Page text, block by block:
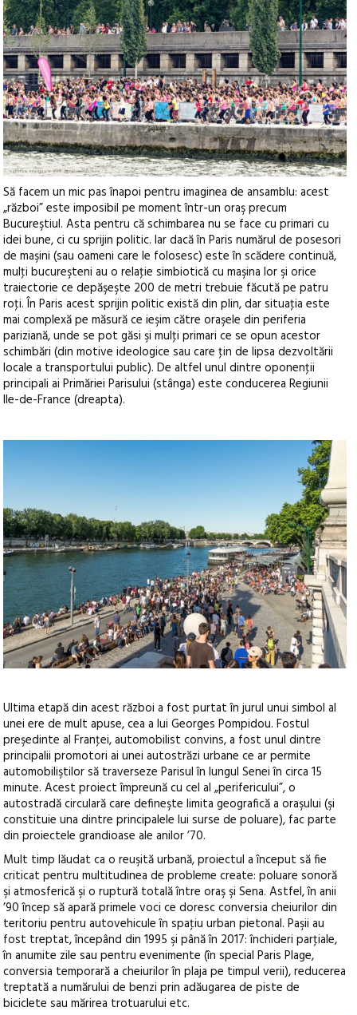
Să facem un mic pas înapoi pentru imaginea de ansamblu: acest
„război” este imposibil pe moment într-un oraş precum
Bucureştiul. Asta pentru că schimbarea nu se face cu primari cu
idei bune, ci cu sprijin politic. Iar dacă în Paris numărul de posesori
de maşini (sau oameni care le folosesc) este în scădere continuă,
mulţi bucureşteni au o relaţie simbiotică cu maşina lor şi orice
traiectorie ce depăşeşte 200 de metri trebuie făcută pe patru
roţi. În Paris acest sprijin politic există din plin, dar situaţia este
mai complexă pe măsură ce ieşim către oraşele din periferia
pariziană, unde se pot găsi şi mulţi primari ce se opun acestor
schimbări (din motive ideologice sau care ţin de lipsa dezvoltării
locale a transportului public). De altfel unul dintre oponenţii
principali ai Primăriei Parisului (stânga) este conducerea Regiunii
Ile-de-France (dreapta).
Ultima etapă din acest război a fost purtat în jurul unui simbol al
unei ere de mult apuse, cea a lui Georges Pompidou. Fostul
preşedinte al Franţei, automobilist convins, a fost unul dintre
principalii promotori ai unei autostrăzi urbane ce ar permite
automobiliştilor să traverseze Parisul în lungul Senei în circa 15
minute. Acest proiect împreună cu cel al „perifericului”, o
autostradă circulară care defineşte limita geografică a oraşului (şi
constituie una dintre principalele lui surse de poluare), fac parte
din proiectele grandioase ale anilor ’70.
Mult timp lăudat ca o reuşită urbană, proiectul a început să fie
criticat pentru multitudinea de probleme create: poluare sonoră
şi atmosferică şi o ruptură totală între oraş şi Sena. Astfel, în anii
’90 încep să apară primele voci ce doresc conversia cheiurilor din
teritoriu pentru autovehicule în spaţiu urban pietonal. Paşii au
fost treptat, începând din 1995 şi până în 2017: închideri parţiale,
în anumite zile sau pentru evenimente (în special Paris Plage,
conversia temporară a cheiurilor în plaja pe timpul verii), reducerea
treptată a numărului de benzi prin adăugarea de piste de
biciclete sau mărirea trotuarului etc.